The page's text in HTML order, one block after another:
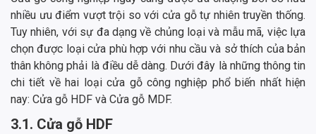
nhiều ưu điểm vượt trội so với cửa gỗ tự nhiên truyền thống.
Tuy nhiên, với sự đa dạng về chủng loại và mẫu mã, việc lựa
chọn được loại cửa phù hợp với nhu cầu và sở thích của bản
thân không phải là điều dễ dàng. Dưới đây là những thông tin
chi tiết về hai loại cửa gỗ công nghiệp phổ biến nhất hiện
nay: Cửa gỗ HDF và Cửa gỗ MDF.
3.1. Cửa gỗ HDF